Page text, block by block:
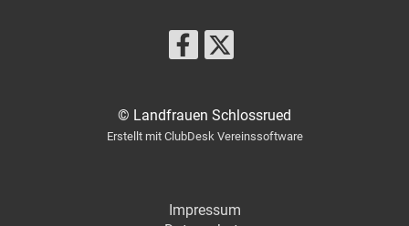
© Landfrauen Schlossrued
Erstellt mit ClubDesk Vereinssoftware
Impressum